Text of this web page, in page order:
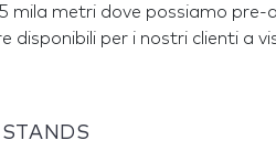
mila metri dove possiamo pre-
disponibili per i nostri clienti a